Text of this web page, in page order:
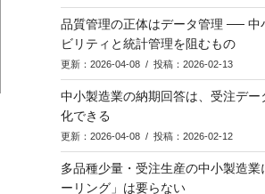
品質管理の正体はデータ管理 ── 中
ビリティと統計管理を阻むもの
更新：2026-04-08 / 投稿：2026-02-13
中小製造業の納期回答は、受注デー
化できる
更新：2026-04-08 / 投稿：2026-02-12
多品種少量・受注生産の中小製造業
ーリング」は要らない